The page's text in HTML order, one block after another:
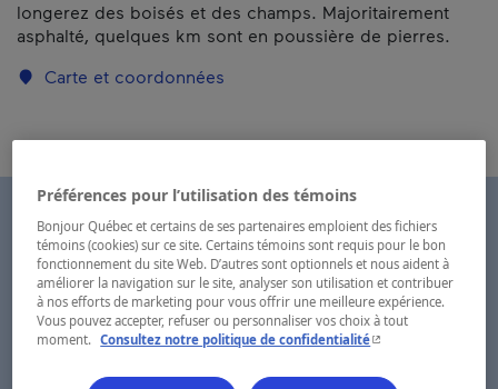
longerez des boisés et des champs. Majoritairement
asphalté, quelques km sont en poussière de pierres.
Carte et coordonnées
Préférences pour l’utilisation des témoins
Bonjour Québec et certains de ses partenaires emploient des fichiers
témoins (cookies) sur ce site. Certains témoins sont requis pour le bon
fonctionnement du site Web. D’autres sont optionnels et nous aident à
améliorer la navigation sur le site, analyser son utilisation et contribuer
à nos efforts de marketing pour vous offrir une meilleure expérience.
Vous pouvez accepter, refuser ou personnaliser vos choix à tout
moment.
Consultez notre politique de confidentialité- Cet hyperlien